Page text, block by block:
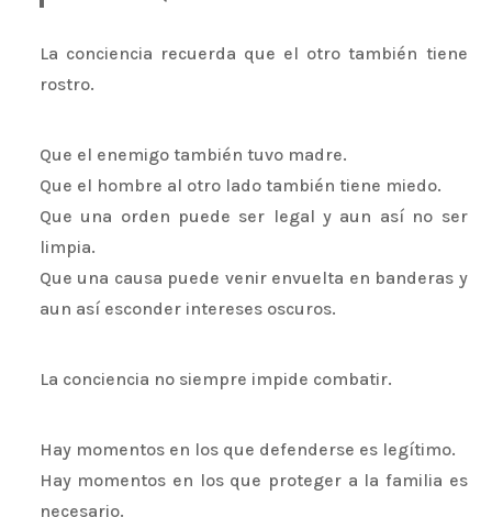
La conciencia recuerda que el otro también tiene
rostro.
Que el enemigo también tuvo madre.
Que el hombre al otro lado también tiene miedo.
Que una orden puede ser legal y aun así no ser
limpia.
Que una causa puede venir envuelta en banderas y
aun así esconder intereses oscuros.
La conciencia no siempre impide combatir.
Hay momentos en los que defenderse es legítimo.
Hay momentos en los que proteger a la familia es
necesario.